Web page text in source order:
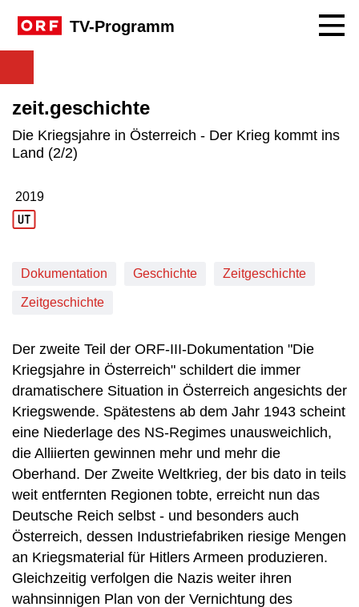
TV-Programm
zeit.geschichte
Die Kriegsjahre in Österreich - Der Krieg kommt ins
Land (2/2)
Produktionsjahr: 2019
2019
Dokumentation Geschichte Zeitgeschichte
Zeitgeschichte
Der zweite Teil der ORF-III-Dokumentation "Die
Kriegsjahre in Österreich" schildert die immer
dramatischere Situation in Österreich angesichts der
Kriegswende. Spätestens ab dem Jahr 1943 scheint
eine Niederlage des NS-Regimes unausweichlich,
die Alliierten gewinnen mehr und mehr die
Oberhand. Der Zweite Weltkrieg, der bis dato in teils
weit entfernten Regionen tobte, erreicht nun das
Deutsche Reich selbst - und besonders auch
Österreich, dessen Industriefabriken riesige Mengen
an Kriegsmaterial für Hitlers Armeen produzieren.
Gleichzeitig verfolgen die Nazis weiter ihren
wahnsinnigen Plan von der Vernichtung des